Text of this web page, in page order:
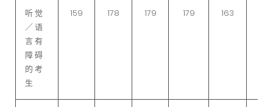
听 觉
／ 语
言 有
障 碍
的 考
生
159 178 179 179 163